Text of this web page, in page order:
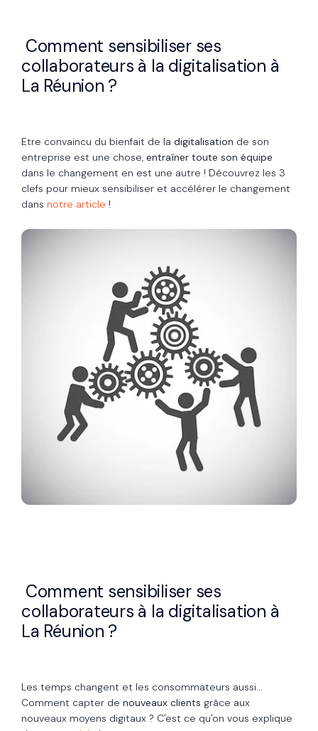
Comment sensibiliser ses
collaborateurs à la digitalisation à
La Réunion ?
Etre convaincu du bienfait de la digitalisation de son
entreprise est une chose, entraîner toute son équipe
dans le changement en est une autre ! Découvrez les 3
clefs pour mieux sensibiliser et accélérer le changement
dans notre article !
Comment sensibiliser ses
collaborateurs à la digitalisation à
La Réunion ?
Les temps changent et les consommateurs aussi...
Comment capter de nouveaux clients grâce aux
nouveaux moyens digitaux ? C'est ce qu'on vous explique